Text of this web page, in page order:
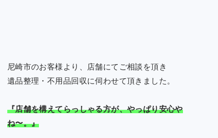
尼崎市のお客様より、店舗にてご相談を頂き
遺品整理・不用品回収に伺わせて頂きました。
『店舗を構えてらっしゃる方が、やっぱり安心や
ね〜。』